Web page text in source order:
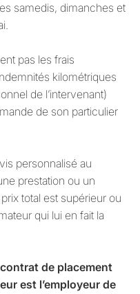
samedis, dimanches et
pas les frais
kilométriques
de l’intervenant)
de son particulier
personnalisé au
prestation ou un
total est supérieur ou
qui lui en fait la
de placement
est l’employeur de